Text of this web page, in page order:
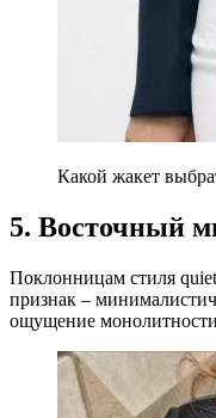
Какой жакет
5. Восточный
Поклонницам стиля
признак –
ощущение монолитности